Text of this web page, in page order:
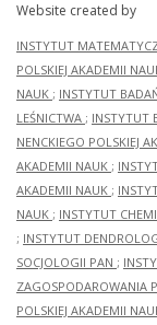
Website created by
INSTYTUT
POLSKIEJ AKADEMII
NAUK ; INSTYTUT
LEŚNICTWA ; INSTYTUT
NENCKIEGO POLSKIEJ
AKADEMII NAUK ;
AKADEMII NAUK ;
NAUK ; INSTYTUT
; INSTYTUT
SOCJOLOGII PAN ;
ZAGOSPODAROWANIA
POLSKIEJ AKADEMII